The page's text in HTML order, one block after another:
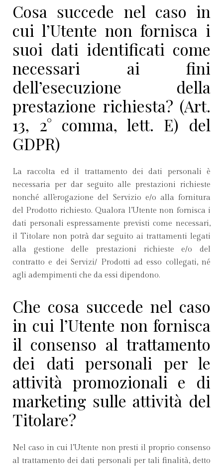
Cosa succede nel caso in
cui l’Utente non fornisca i
suoi dati identificati come
necessari ai fini
dell’esecuzione della
prestazione richiesta? (Art.
13, 2° comma, lett. E) del
GDPR)
La raccolta ed il trattamento dei dati personali è
necessaria per dar seguito alle prestazioni richieste
nonché all’erogazione del Servizio e/o alla fornitura
del Prodotto richiesto. Qualora l’Utente non fornisca i
dati personali espressamente previsti come necessari,
il Titolare non potrà dar seguito ai trattamenti legati
alla gestione delle prestazioni richieste e/o del
contratto e dei Servizi/ Prodotti ad esso collegati, né
agli adempimenti che da essi dipendono.
Che cosa succede nel caso
in cui l’Utente non fornisca
il consenso al trattamento
dei dati personali per le
attività promozionali e di
marketing sulle attività del
Titolare?
Nel caso in cui l’Utente non presti il proprio consenso
al trattamento dei dati personali per tali finalità, detto